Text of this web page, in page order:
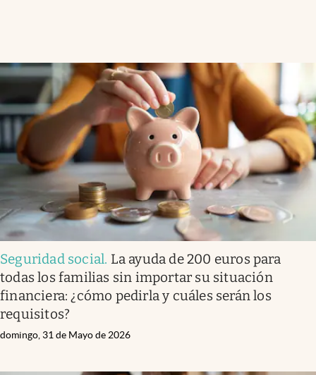
Seguridad social. La ayuda de 200 euros para
todas los familias sin importar su situación
financiera: ¿cómo pedirla y cuáles serán los
requisitos?
domingo, 31 de Mayo de 2026